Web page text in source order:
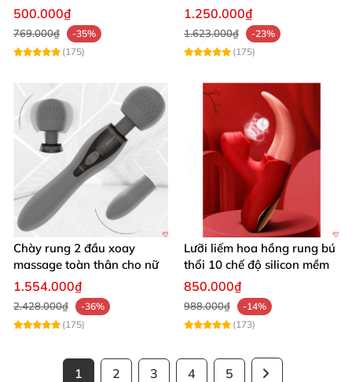
G âm đạo
500.000₫
769.000₫
-35%
(175)
silicon Mỹ cao cấp an toàn
1.250.000₫
1.623.000₫
-23%
(175)
Chày rung 2 đầu xoay
massage toàn thân cho nữ
1.554.000₫
2.428.000₫
-36%
(175)
Lưỡi liếm hoa hồng rung bú
thổi 10 chế độ silicon mềm
850.000₫
988.000₫
-14%
(173)
1 2 3 4 5